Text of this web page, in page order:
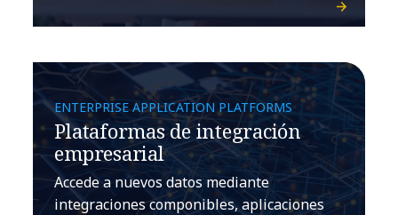
ENTERPRISE APPLICATION PLATFORMS
Plataformas de integración
empresarial
Accede a nuevos datos mediante
integraciones componibles, aplicaciones